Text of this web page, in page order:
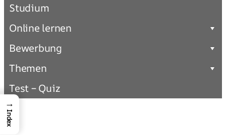
Studium
Online lernen
Bewerbung
Themen
Test – Quiz
→
Index